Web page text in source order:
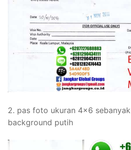
2. pas foto ukuran 4×6
background putih